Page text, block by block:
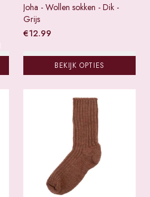
Joha - Wollen sokken - Dik -
Grijs
€12.99
BEKIJK OPTIES